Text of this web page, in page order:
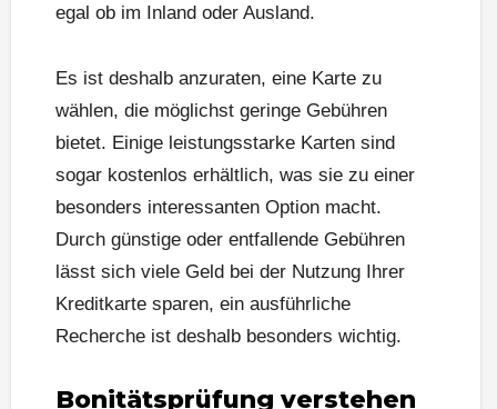
egal ob im Inland oder Ausland.
Es ist deshalb anzuraten, eine Karte zu
wählen, die möglichst geringe Gebühren
bietet. Einige leistungsstarke Karten sind
sogar kostenlos erhältlich, was sie zu einer
besonders interessanten Option macht.
Durch günstige oder entfallende Gebühren
lässt sich viele Geld bei der Nutzung Ihrer
Kreditkarte sparen, ein ausführliche
Recherche ist deshalb besonders wichtig.
Bonitätsprüfung verstehen